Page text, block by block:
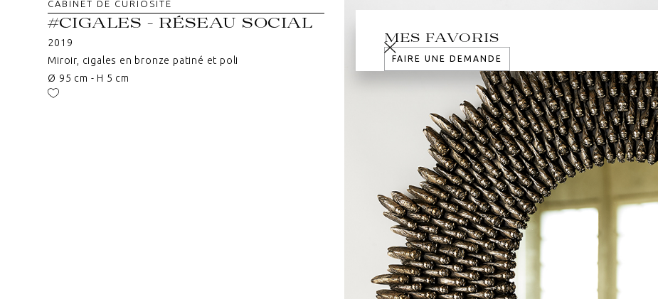
MES FAVORIS
FAIRE UNE DEMANDE
CABINET DE CURIOSITÉ
#CIGALES - RÉSEAU SOCIAL
2019
Miroir, cigales en bronze patiné et poli
Ø 95 cm - H 5 cm